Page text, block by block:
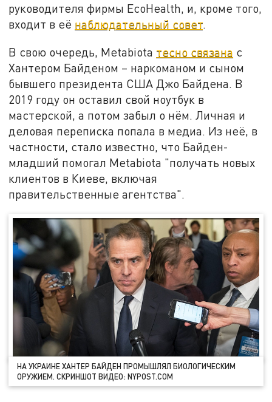
руководителя фирмы EcoHealth, и, кроме того,
входит в её наблюдательный совет.
В свою очередь, Metabiota тесно связана с
Хантером Байденом – наркоманом и сыном
бывшего президента США Джо Байдена. В
2019 году он оставил свой ноутбук в
мастерской, а потом забыл о нём. Личная и
деловая переписка попала в медиа. Из неё, в
частности, стало известно, что Байден-
младший помогал Metabiota "получать новых
клиентов в Киеве, включая
правительственные агентства".
НА УКРАИНЕ ХАНТЕР БАЙДЕН ПРОМЫШЛЯЛ БИОЛОГИЧЕСКИМ
ОРУЖИЕМ. СКРИНШОТ ВИДЕО: NYPOST.COM